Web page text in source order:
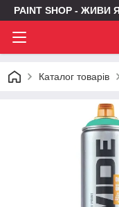
PAINT SHOP - ЖИВИ
Каталог товарів